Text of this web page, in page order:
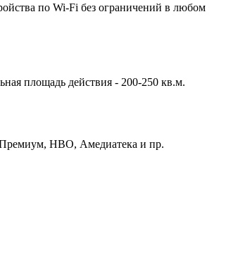
по Wi-Fi без ограничений в любом
площадь действия - 200-250 кв.м.
HBO, Амедиатека и пр.